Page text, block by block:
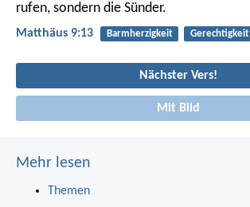
rufen, sondern die Sünder.
Matthäus 9:13 Barmherzigkeit Gerechtigkeit
Nächster Vers!
Mit Bild
Mehr lesen
Themen